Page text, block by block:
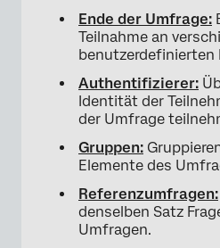
Ende der Umfrage:
Teilnahme an
benutzerdefinierten
Authentifizierer:
Identität der
der Umfrage
Gruppen:
Elemente des
Referenzumfragen:
denselben Satz
Umfragen.